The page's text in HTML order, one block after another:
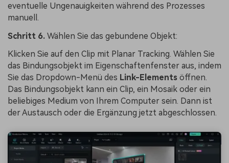
eventuelle Ungenauigkeiten während des Prozesses
manuell.
Schritt 6. Wählen Sie das gebundene Objekt:
Klicken Sie auf den Clip mit Planar Tracking. Wählen Sie
das Bindungsobjekt im Eigenschaftenfenster aus, indem
Sie das Dropdown-Menü des Link-Elements öffnen.
Das Bindungsobjekt kann ein Clip, ein Mosaik oder ein
beliebiges Medium von Ihrem Computer sein. Dann ist
der Austausch oder die Ergänzung jetzt abgeschlossen.